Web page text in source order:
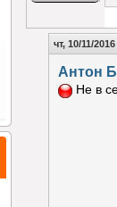
чт, 10/11/
Антон
Не в